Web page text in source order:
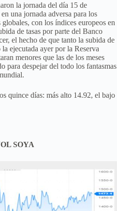
la jornada del día 15 de
una jornada adversa para los
con los índices europeos en
de tasas por parte del Banco
el hecho de que tanto la subida de
ejecutada ayer por la Reserva
menores que las de los meses
para despejar del todo los fantasmas
quince días: más alto 14.92, el bajo
SOYA